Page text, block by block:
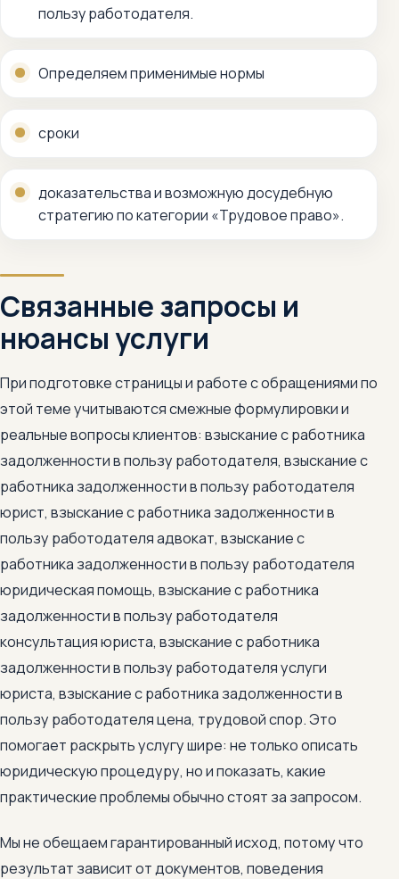
пользу работодателя.
Определяем применимые нормы
сроки
доказательства и возможную досудебную
стратегию по категории «Трудовое право».
Связанные запросы и
нюансы услуги
При подготовке страницы и работе с обращениями по
этой теме учитываются смежные формулировки и
реальные вопросы клиентов: взыскание с работника
задолженности в пользу работодателя, взыскание с
работника задолженности в пользу работодателя
юрист, взыскание с работника задолженности в
пользу работодателя адвокат, взыскание с
работника задолженности в пользу работодателя
юридическая помощь, взыскание с работника
задолженности в пользу работодателя
консультация юриста, взыскание с работника
задолженности в пользу работодателя услуги
юриста, взыскание с работника задолженности в
пользу работодателя цена, трудовой спор. Это
помогает раскрыть услугу шире: не только описать
юридическую процедуру, но и показать, какие
практические проблемы обычно стоят за запросом.
Мы не обещаем гарантированный исход, потому что
результат зависит от документов, поведения